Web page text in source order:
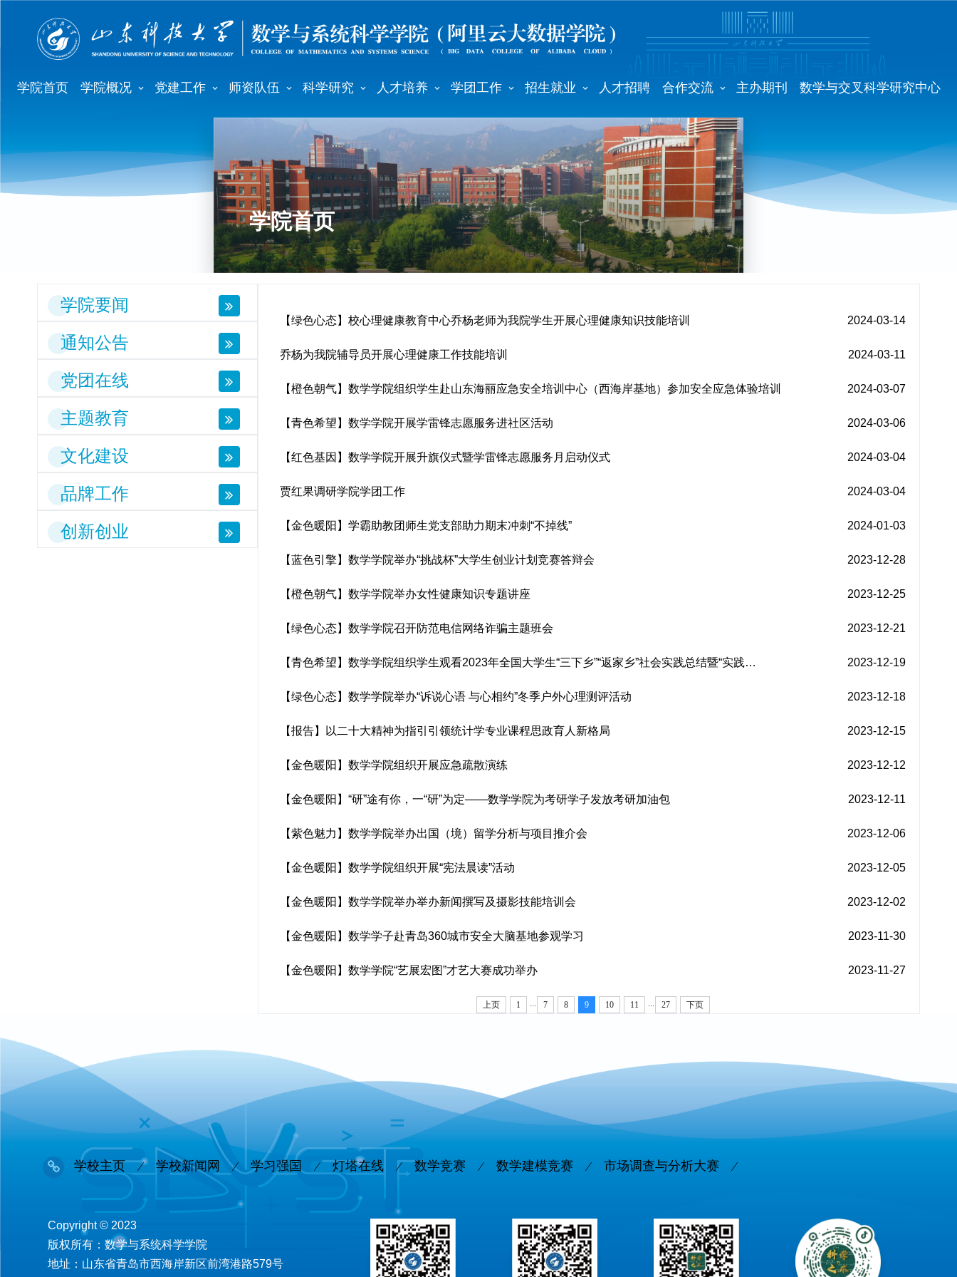
学院首页 学院概况 党建工作 师资队伍 科学研究 人才培养 学团工作 招生就业 人才招聘 合作交流 主办期刊 数学与交叉科学研究中心
学院首页
学院要闻
通知公告
党团在线
主题教育
文化建设
品牌工作
创新创业
【绿色心态】校心理健康教育中心乔杨老师为我院学生开展心理健康知识技能培训 2024-03-14
乔杨为我院辅导员开展心理健康工作技能培训 2024-03-11
【橙色朝气】数学学院组织学生赴山东海丽应急安全培训中心（西海岸基地）参加安全应急体验培训 2024-03-07
【青色希望】数学学院开展学雷锋志愿服务进社区活动 2024-03-06
【红色基因】数学学院开展升旗仪式暨学雷锋志愿服务月启动仪式 2024-03-04
贾红果调研学院学团工作 2024-03-04
【金色暖阳】学霸助教团师生党支部助力期末冲刺“不掉线” 2024-01-03
【蓝色引擎】数学学院举办“挑战杯”大学生创业计划竞赛答辩会 2023-12-28
【橙色朝气】数学学院举办女性健康知识专题讲座 2023-12-25
【绿色心态】数学学院召开防范电信网络诈骗主题班会 2023-12-21
【青色希望】数学学院组织学生观看2023年全国大学生“三下乡”“返家乡”社会实践总结暨“实践… 2023-12-19
【绿色心态】数学学院举办“诉说心语 与心相约”冬季户外心理测评活动 2023-12-18
【报告】以二十大精神为指引引领统计学专业课程思政育人新格局 2023-12-15
【金色暖阳】数学学院组织开展应急疏散演练 2023-12-12
【金色暖阳】“研”途有你，一“研”为定——数学学院为考研学子发放考研加油包 2023-12-11
【紫色魅力】数学学院举办出国（境）留学分析与项目推介会 2023-12-06
【金色暖阳】数学学院组织开展“宪法晨读”活动 2023-12-05
【金色暖阳】数学学院举办举办新闻撰写及摄影技能培训会 2023-12-02
【金色暖阳】数学学子赴青岛360城市安全大脑基地参观学习 2023-11-30
【金色暖阳】数学学院“艺展宏图”才艺大赛成功举办 2023-11-27
上页 1 ... 7 8 9 10 11 ... 27 下页
学校主页 学校新闻网 学习强国 灯塔在线 数学竞赛 数学建模竞赛 市场调查与分析大赛
Copyright © 2023
版权所有：数学与系统科学学院
地址：山东省青岛市西海岸新区前湾港路579号